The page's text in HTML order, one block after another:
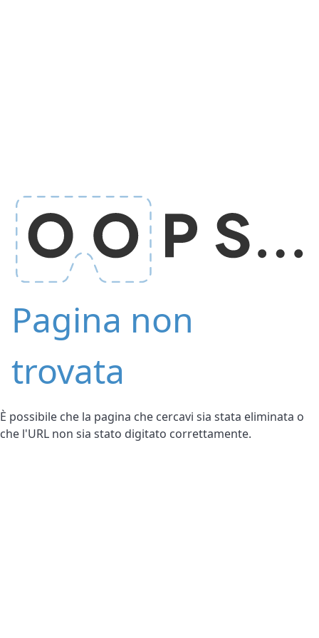
Pagina non
trovata
È possibile che la pagina che cercavi sia stata eliminata o
che l'URL non sia stato digitato correttamente.